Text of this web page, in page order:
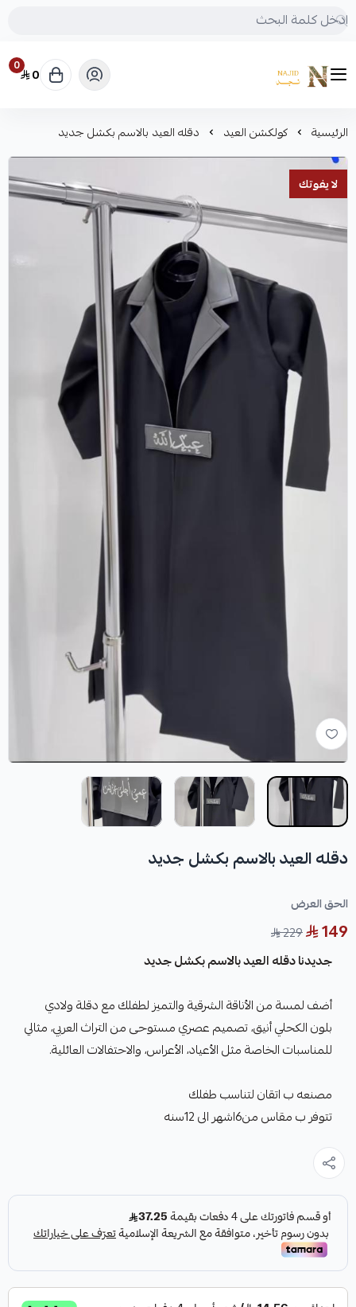
متجر نجد
0 0
الرئيسية كولكشن العيد دقله العيد بالاسم بكشل جديد
لا يفوتك
دقله العيد بالاسم بكشل جديد
الحق العرض
149
229
جديدنا دقله العيد بالاسم بكشل جديد
أضف لمسة من الأناقة الشرقية والتميز لطفلك مع دقلة ولادي
بلون الكحلي أنيق، تصميم عصري مستوحى من التراث العربي، مثالي
للمناسبات الخاصة مثل الأعياد، الأعراس، والاحتفالات العائلية.
مصنعه ب اتقان لتناسب طفلك
تتوفر ب مقاس من6اشهر الى 12سنه